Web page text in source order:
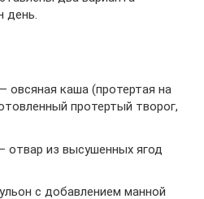
день.
овсяная каша (протертая на
протертый творог,
отвар из высушенных ягод
с добавлением манной